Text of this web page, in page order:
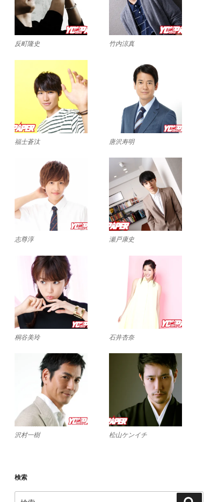
反町隆史 竹内涼真
福士蒼汰 唐沢寿明
志尊淳 瀬戸康史
桐谷美玲 石井杏奈
沢村一樹 松山ケンイチ
検索